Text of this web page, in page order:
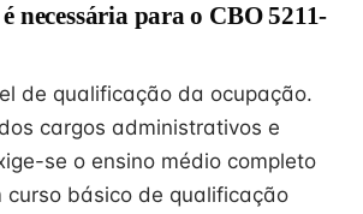
necessária para o CBO 5211-
de qualificação da ocupação.
cargos administrativos e
se o ensino médio completo
curso básico de qualificação